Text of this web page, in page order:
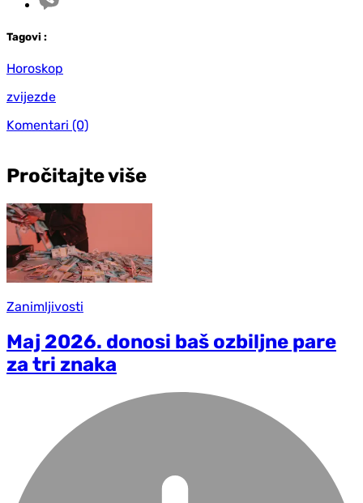
Tagovi :
Horoskop
zvijezde
Komentari (0)
Pročitajte više
Zanimljivosti
Maj 2026. donosi baš ozbiljne pare
za tri znaka